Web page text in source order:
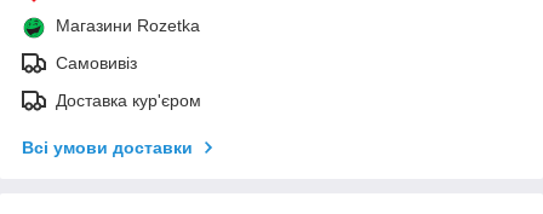
Магазини Rozetka
Самовивіз
Доставка кур'єром
Всі умови доставки